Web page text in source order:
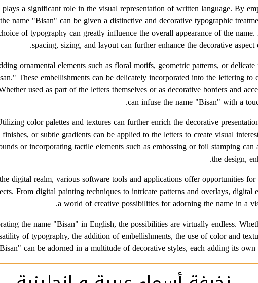
plays a significant role in the visual representation of written language. By
name "Bisan" can be given a distinctive and decorative typographic
of typography can greatly influence the overall appearance of the
spacing, sizing, and layout can further enhance the decorative
ornamental elements such as floral motifs, geometric patterns, or
These embellishments can be delicately incorporated into the lettering to
used as part of the letters themselves or as decorative borders and
can infuse the name "Bisan" with a
color palettes and textures can further enrich the decorative
or subtle gradients can be applied to the letters to create visual
or incorporating tactile elements such as embossing or foil stamping
the design,
the digital realm, various software tools and applications offer opportunities
From digital painting techniques to intricate patterns and overlays, digital
a world of creative possibilities for adorning the name in a
the name "Bisan" in English, the possibilities are virtually endless.
of typography, the addition of embellishments, the use of color and
can be adorned in a multitude of decorative styles, each adding its own